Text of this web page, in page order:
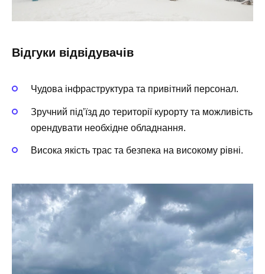
Відгуки відвідувачів
Чудова інфраструктура та привітний персонал.
Зручний під’їзд до території курорту та можливість
орендувати необхідне обладнання.
Висока якість трас та безпека на високому рівні.